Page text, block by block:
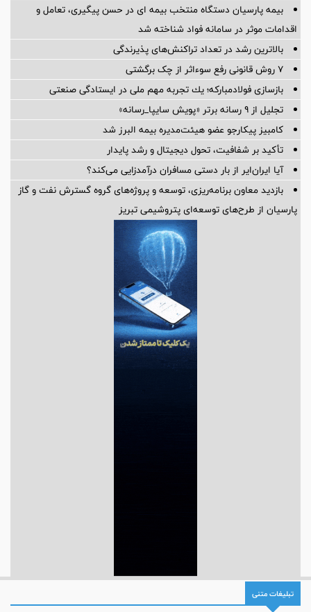
بیمه پارسیان دستگاه منتخب بیمه ای در حسن پیگیری، تعامل و
اقدامات موثر در سامانه فواد شناخته شد
بالاترین رشد در تعداد تراکنش‌های پذیرندگی
۷ روش قانونی رفع سوء‌اثر از چک برگشتی
بازسازی فولادمباركه؛ یك تجربه مهم ملی در ایستادگی صنعتی
تجلیل از ۹ رسانه برتر «پویش سایپا_رسانه»
کامبیز پیکارجو عضو هیئت‌مدیره بيمه البرز شد
تأکید بر شفافیت، تحول دیجیتال و رشد پایدار
آیا ایران‌ایر از بار دستی مسافران درآمدزایی می‌کند؟
بازدید معاون برنامه‌ریزی، توسعه و پروژه‌های گروه گسترش نفت و گاز
پارسیان از طرح‌های توسعه‌ای پتروشیمی تبریز
تبلیغات متنی